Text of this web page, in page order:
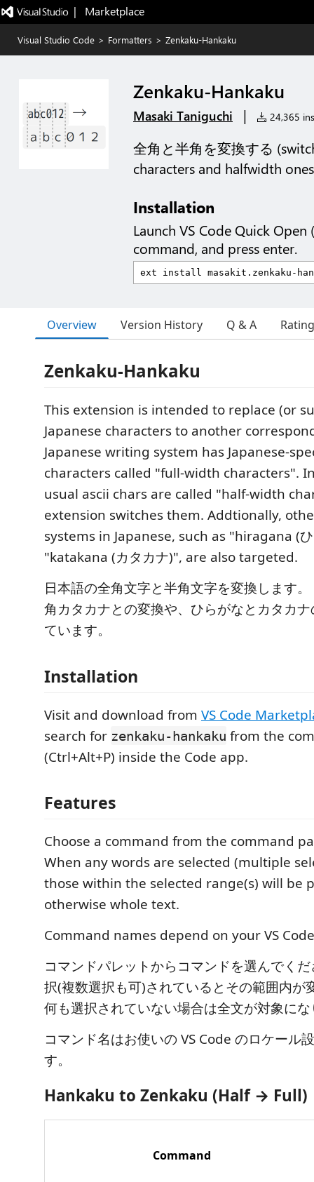
|   Marketplace
Visual Studio Code > Formatters > Zenkaku-Hankaku
Zenkaku-Hankaku
Masaki Taniguchi | 24,365
全角と半角を変換する
characters and halfwidth
Installation
Launch VS Code Quick Open (
command, and press enter.
Overview Version History Q & A
Zenkaku-Hankaku
This extension is intended to replace (or
Japanese characters to another
Japanese writing system has Japanese-
characters called "full-width characters".
usual ascii chars are called "half-width
extension switches them. Addtionally,
systems in Japanese, such as "hiragana (
"katakana (カタカナ)", are also targeted.
日本語の全角文字と半角文字を変換します
角カタカナとの変換や、ひらがなとカタカ
ています。
Installation
Visit and download from VS Code
search for zenkaku-hankaku from the
(Ctrl+Alt+P) inside the Code app.
Features
Choose a command from the command
When any words are selected (multiple
those within the selected range(s) will be
otherwise whole text.
Command names depend on your VS
コマンドパレットからコマンドを選んでく
択(複数選択も可)されているとその範囲内が
何も選択されていない場合は全文が対象に
コマンド名はお使いの VS Code のロケール
す。
Hankaku to Zenkaku (Half → Full)
Command